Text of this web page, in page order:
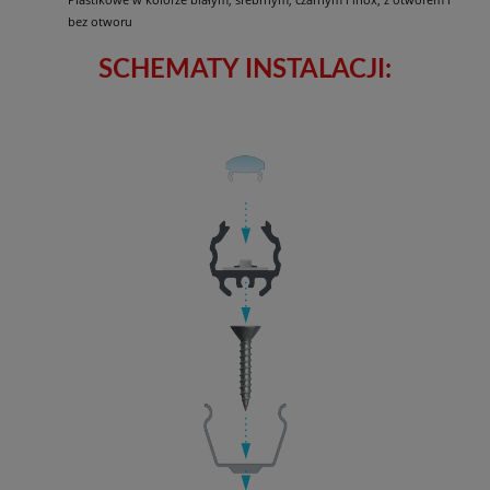
bez otworu
SCHEMATY INSTALACJI: